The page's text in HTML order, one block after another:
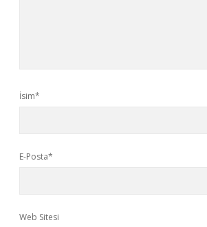
İsim*
E-Posta*
Web Sitesi